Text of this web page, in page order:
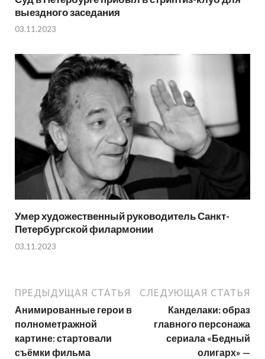
выездного заседания
03.11.2023
Умер художественный руководитель Санкт-
Петербургской филармонии
03.11.2023
ПРЕДЫДУЩАЯ СТАТЬЯ
Анимированные герои в
полнометражной
картине: стартовали
съёмки фильма
СЛЕДУЮЩАЯ СТАТЬЯ
Канделаки: образ
главного персонажа
сериала «Бедный
олигарх» —